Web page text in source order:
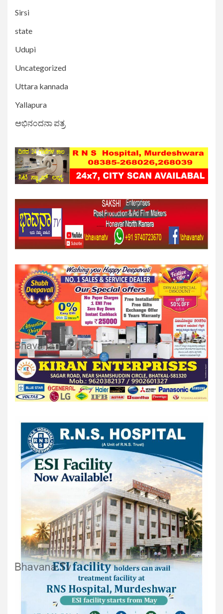
Sirsi
state
Udupi
Uncategorized
Uttara kannada
Yallapura
ಅಭಿನಂದನಾ ಪತ್ರ